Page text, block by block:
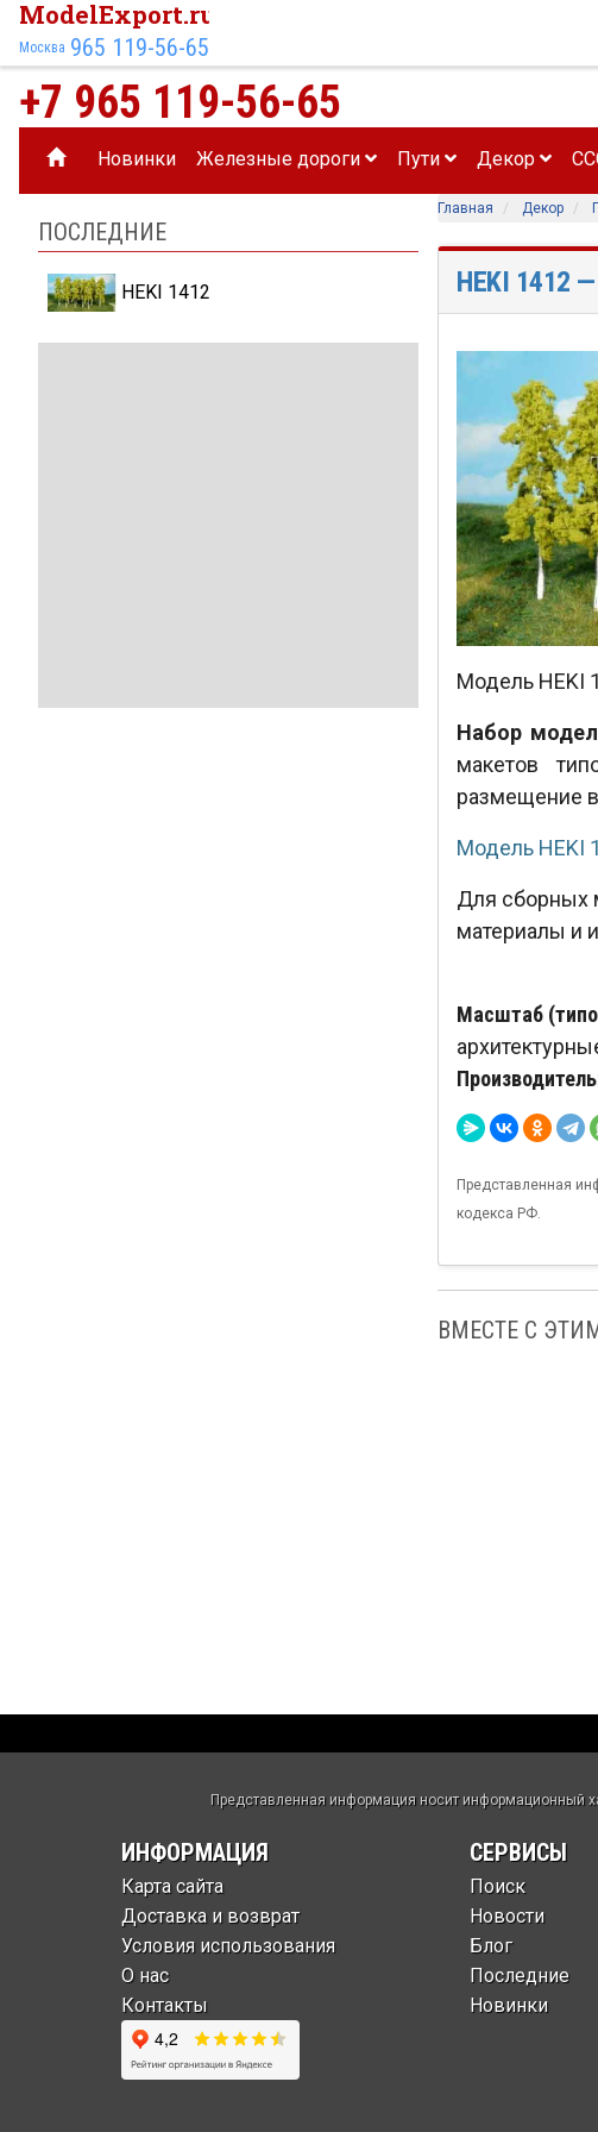
ModelExport.ru
Москва 965 119-56-65
+7 965 119-56-65
Новинки Железные дороги Пути Декор
ПОСЛЕДНИЕ
HEKI 1412
Главная Декор
HEKI 1412 —
Модель HEKI
Набор
макетов
размещение
Модель HEKI
Для сборных
материалы и
Масштаб
Представленная
кодекса РФ.
ВМЕСТЕ С
Представленная информация носит информационный
ИНФОРМАЦИЯ
Карта сайта
Доставка и возврат
Условия использования
О нас
Контакты
СЕРВИСЫ
Поиск
Новости
Блог
Последние
Новинки